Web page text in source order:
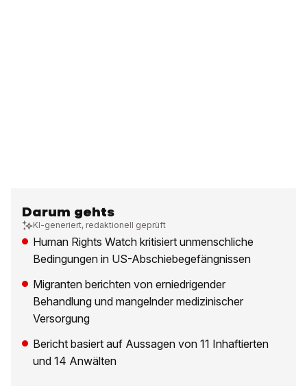
Darum gehts
KI-generiert, redaktionell geprüft
Human Rights Watch kritisiert unmenschliche
Bedingungen in US-Abschiebegefängnissen
Migranten berichten von erniedrigender
Behandlung und mangelnder medizinischer
Versorgung
Bericht basiert auf Aussagen von 11 Inhaftierten
und 14 Anwälten